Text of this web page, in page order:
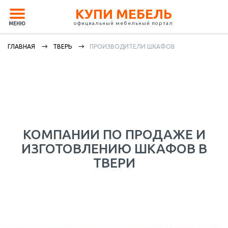
МЕНЮ
КУПИ МЕБЕЛЬ
официальный мебельный портал
ГЛАВНАЯ ТВЕРЬ ПРОИЗВОДИТЕЛИ ШКАФОВ
КОМПАНИИ ПО ПРОДАЖЕ И
ИЗГОТОВЛЕНИЮ ШКАФОВ В
ТВЕРИ